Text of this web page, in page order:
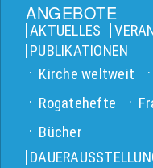
ANGEBOTE
AKTUELLES
PUBLIKATIONEN
Kirche weltweit
Rogatehefte
Bücher